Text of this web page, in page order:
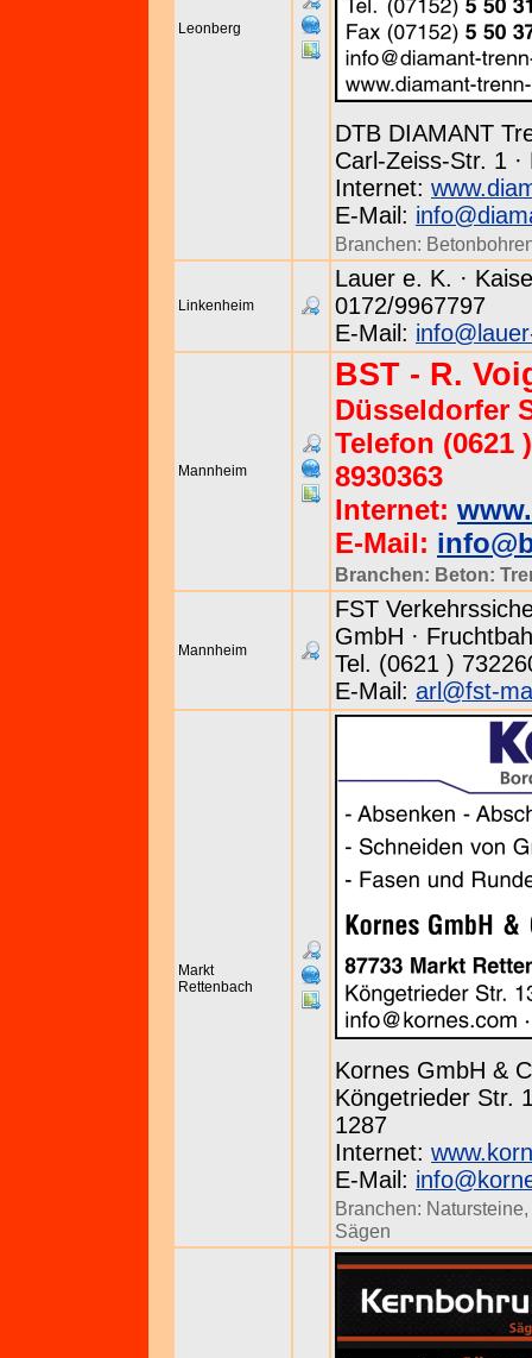
Leonberg
DTB DIAMANT
Carl-Zeiss-Str. 1
Internet:
E-Mail:
Branchen:
Linkenheim
Lauer e. K. ·
0172/9967797
E-Mail:
Mannheim
BST - R.
Düsseldorfer
Telefon (0621
8930363
Internet:
E-Mail:
Branchen: Beton:
Mannheim
FST
GmbH ·
Tel. (0621 )
E-Mail: arl@fst-
Markt
Rettenbach
Kornes GmbH &
Köngetrieder Str.
1287
Internet:
E-Mail:
Branchen: Natursteine,
Sägen